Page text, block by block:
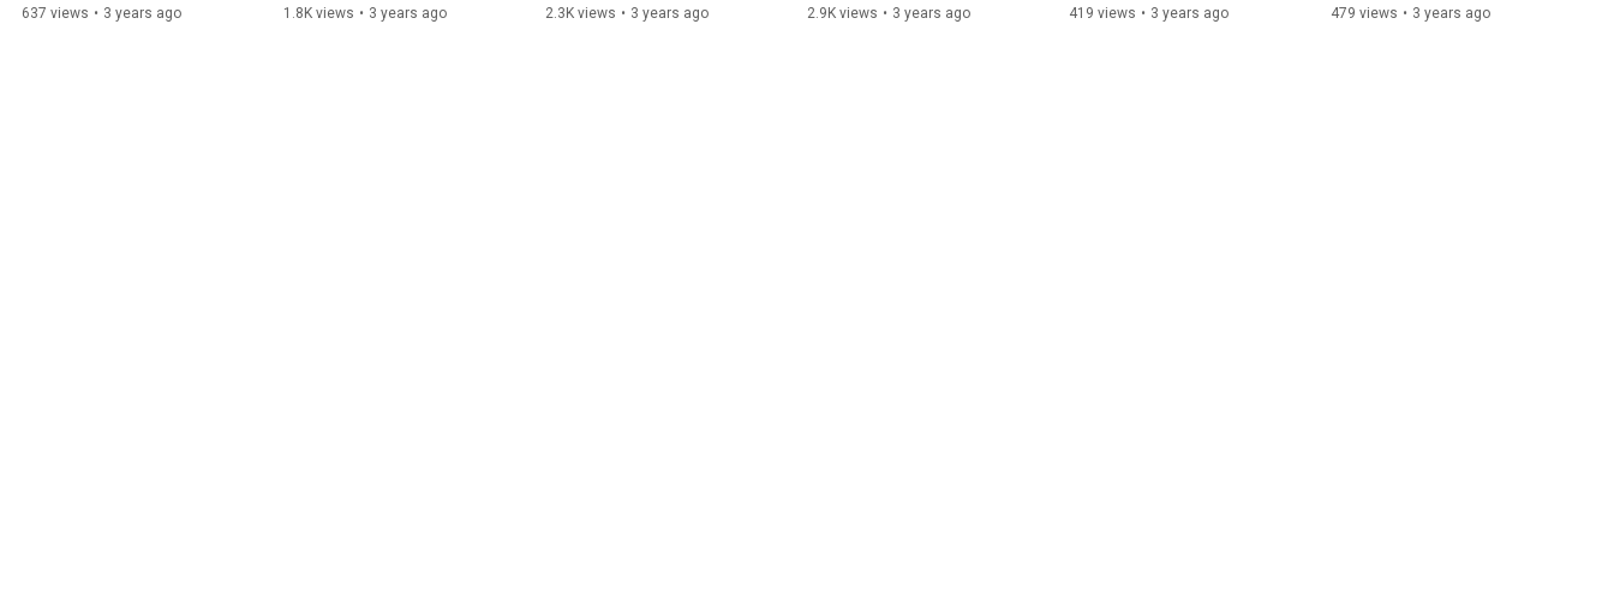
637 views • 3 years ago
Keizenbeatz
1.8K views • 3 years ago 2.3K views • 3 years ago
Decespresso & Dj Ropo
2.9K views • 3 years ago
SÍ
419 views • 3 years ago
QUINTO INTENTO
479 views • 3 years ago